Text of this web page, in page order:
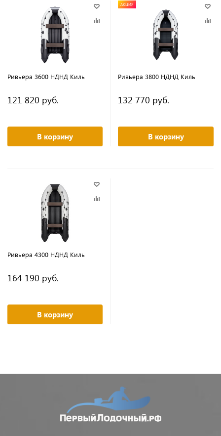
Ривьера 3600 НДНД Киль
121 820 руб.
В корзину
АКЦИЯ
Ривьера 3800 НДНД Киль
132 770 руб.
В корзину
Ривьера 4300 НДНД Киль
164 190 руб.
В корзину